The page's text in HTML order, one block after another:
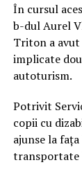
În cursul
b-dul Aurel
Triton a
implicate
autoturism.
Potrivit
copii cu
ajunse la
transportate